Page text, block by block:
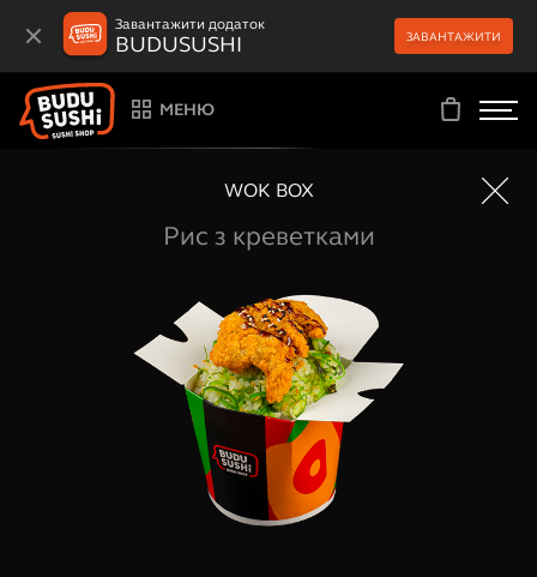
Завантажити додаток
BUDUSUSHI ЗАВАНТАЖИТИ
МЕНЮ
WOK BOX
Рис з креветками